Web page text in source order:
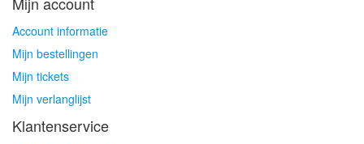
Account informatie
Mijn bestellingen
Mijn tickets
Mijn verlanglijst
Klantenservice